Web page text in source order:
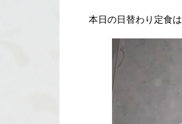
本日の日替わり定食